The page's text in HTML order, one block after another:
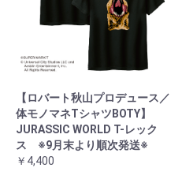
【ロバート秋山プロデュース／
体モノマネTシャツBOTY】
JURASSIC WORLD T-レック
ス ※9月末より順次発送※
￥4,400